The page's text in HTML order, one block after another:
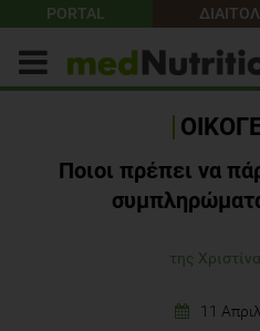
PORTAL
Ποιοι πρέπει να
της
11